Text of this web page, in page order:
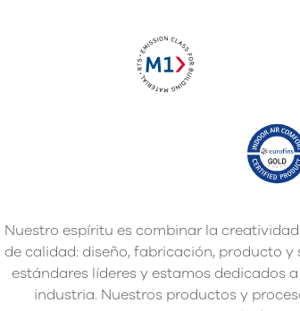
Nuestro espíritu es combinar la
de calidad: diseño, fabricación, producto
estándares líderes y estamos dedicados
industria. Nuestros productos y